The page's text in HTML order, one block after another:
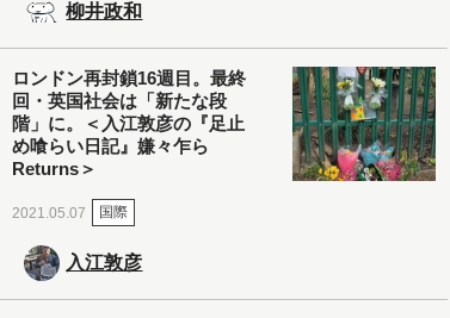
柳井政和
ロンドン再封鎖16週目。最終
回・英国社会は「新たな段
階」に。＜入江敦彦の『足止
め喰らい日記』嫌々乍ら
Returns＞
2021.05.07 国際
入江敦彦